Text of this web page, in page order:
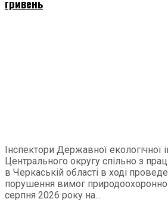
гривень
Інспектори Державної екологічної
Центрального округу спільно з
в Черкаській області в ході
порушення вимог
серпня 2026 року на...